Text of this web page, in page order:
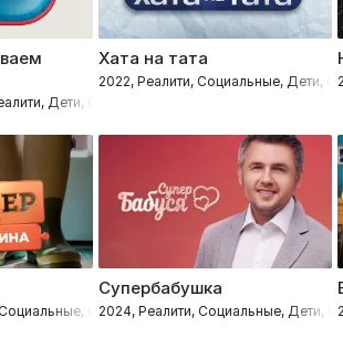
Дети, Семейные
Хата на тата
2022, Реалити, Социальные, Дети,
Семейные
Супербабушка
2024, Реалити, Социальные, Дети,